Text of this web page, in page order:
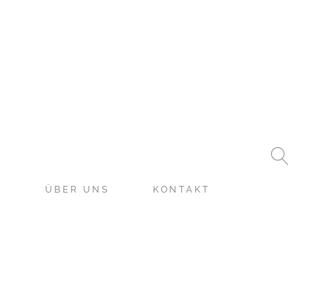
ÜBER UNS KONTAKT